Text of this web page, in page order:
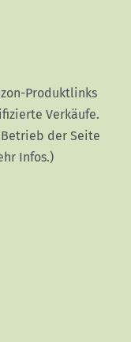
Produktlinks
Verkäufe.
der Seite
Infos.)